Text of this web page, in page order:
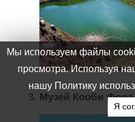
Музей Кооби Фора